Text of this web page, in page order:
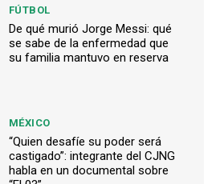
FÚTBOL
De qué murió Jorge Messi: qué
se sabe de la enfermedad que
su familia mantuvo en reserva
MÉXICO
“Quien desafíe su poder será
castigado”: integrante del CJNG
habla en un documental sobre